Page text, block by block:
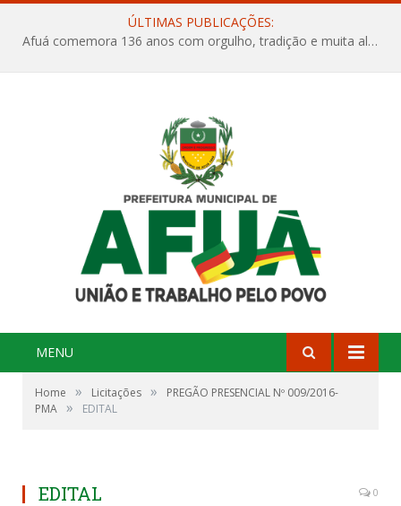
ÚLTIMAS PUBLICAÇÕES:
Afuá comemora 136 anos com orgulho, tradição e muita alegria na Quadra Dr. Nelson Salomão
MENU
Home » Licitações »
PREGÃO PRESENCIAL Nº 009/2016-
PMA » EDITAL
EDITAL 0